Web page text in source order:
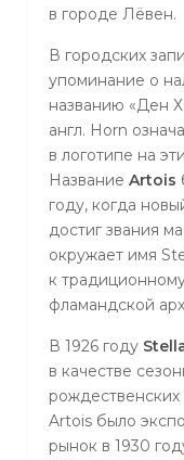
в городе Лёвен.
В городских
упоминание о
названию «Ден
англ. Horn
в логотипе на
Название Artois
году, когда
достиг звания
окружает имя
к
фламандской
В 1926 году
в качестве
Artois было
рынок в 1930